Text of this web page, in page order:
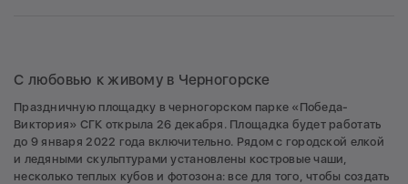
С любовью к живому в Черногорске
Праздничную площадку в черногорском парке «Победа-
Виктория» СГК открыла 26 декабря. Площадка будет работать
до 9 января 2022 года включительно. Рядом с городской елкой
и ледяными скульптурами установлены костровые чаши,
несколько теплых кубов и фотозона: все для того, чтобы создать